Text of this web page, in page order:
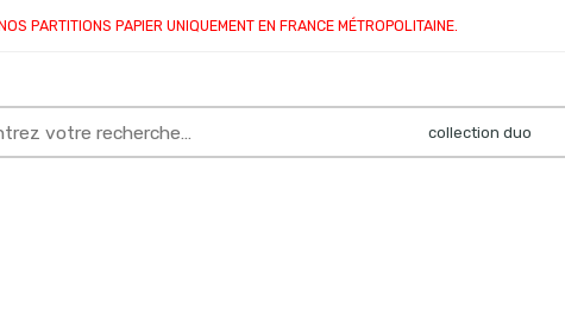
PARTITIONS PAPIER UNIQUEMENT EN FRANCE MÉTROPOLITAINE.